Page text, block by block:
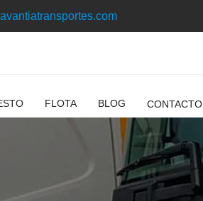
FLOTA BLOG CONTACTO